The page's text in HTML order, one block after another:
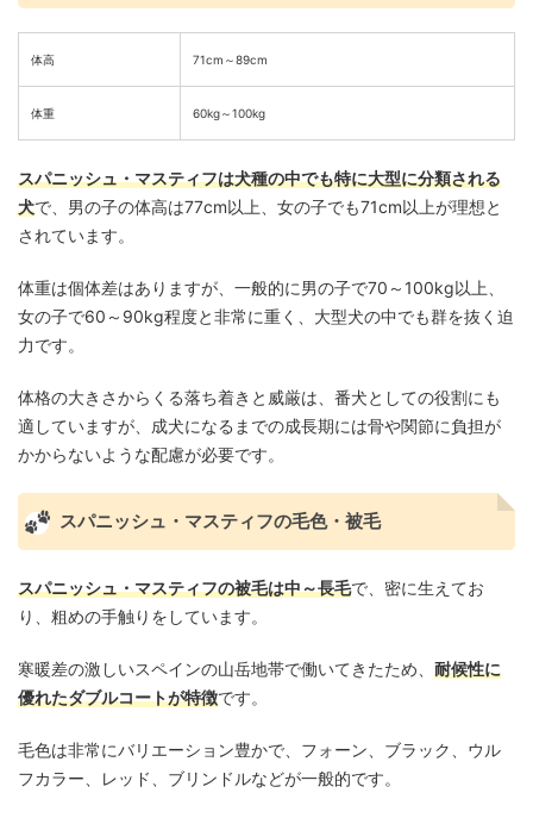
体高 71cm～89cm
体重 60kg～100kg
スパニッシュ・マスティフは犬種の中でも特に大型に分類される
犬で、男の子の体高は77cm以上、女の子でも71cm以上が理想と
されています。
体重は個体差はありますが、一般的に男の子で70～100kg以上、
女の子で60～90kg程度と非常に重く、大型犬の中でも群を抜く迫
力です。
体格の大きさからくる落ち着きと威厳は、番犬としての役割にも
適していますが、成犬になるまでの成長期には骨や関節に負担が
かからないような配慮が必要です。
スパニッシュ・マスティフの毛色・被毛
スパニッシュ・マスティフの被毛は中～長毛で、密に生えてお
り、粗めの手触りをしています。
寒暖差の激しいスペインの山岳地帯で働いてきたため、 耐候性に
優れたダブルコートが特徴です。
毛色は非常にバリエーション豊かで、フォーン、ブラック、ウル
フカラー、レッド、ブリンドルなどが一般的です。